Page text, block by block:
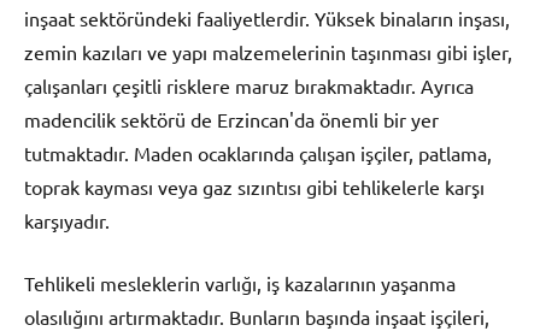
inşaat sektöründeki faaliyetlerdir. Yüksek binaların inşası,
zemin kazıları ve yapı malzemelerinin taşınması gibi işler,
çalışanları çeşitli risklere maruz bırakmaktadır. Ayrıca
madencilik sektörü de Erzincan'da önemli bir yer
tutmaktadır. Maden ocaklarında çalışan işçiler, patlama,
toprak kayması veya gaz sızıntısı gibi tehlikelerle karşı
karşıyadır.
Tehlikeli mesleklerin varlığı, iş kazalarının yaşanma
olasılığını artırmaktadır. Bunların başında inşaat işçileri,